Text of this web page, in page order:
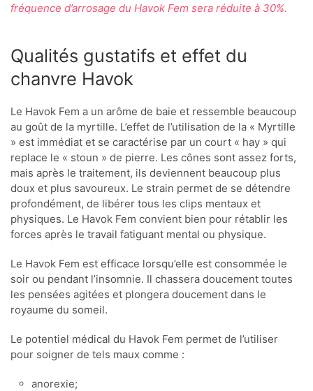
fréquence d’arrosage du Havok Fem sera réduite à 30%.
Qualités gustatifs et effet du
chanvre Havok
Le Havok Fem a un arôme de baie et ressemble beaucoup
au goût de la myrtille. L’effet de l’utilisation de la « Myrtille
» est immédiat et se caractérise par un court « hay » qui
replace le « stoun » de pierre. Les cônes sont assez forts,
mais après le traitement, ils deviennent beaucoup plus
doux et plus savoureux. Le strain permet de se détendre
profondément, de libérer tous les clips mentaux et
physiques. Le Havok Fem convient bien pour rétablir les
forces après le travail fatiguant mental ou physique.
Le Havok Fem est efficace lorsqu’elle est consommée le
soir ou pendant l’insomnie. Il chassera doucement toutes
les pensées agitées et plongera doucement dans le
royaume du someil.
Le potentiel médical du Havok Fem permet de l’utiliser
pour soigner de tels maux comme :
anorexie;